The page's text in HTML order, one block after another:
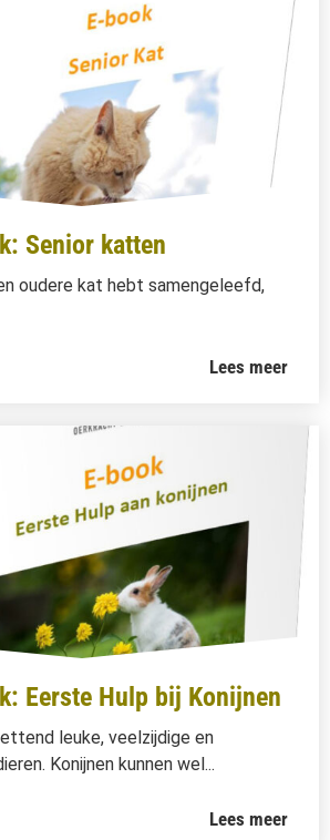
Senior katten
oudere kat hebt samengeleefd,
Lees meer
Eerste Hulp bij Konijnen
leuke, veelzijdige en
Konijnen kunnen wel...
Lees meer